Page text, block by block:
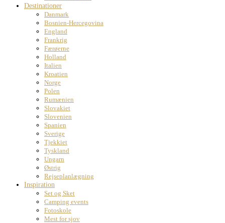
Destinationer
Danmark
Bosnien-Hercegovina
England
Frankrig
Færøerne
Holland
Italien
Kroatien
Norge
Polen
Rumænien
Slovakiet
Slovenien
Spanien
Sverige
Tjekkiet
Tyskland
Ungarn
Østrig
Rejseplanlægning
Inspiration
Set og Sket
Camping events
Fotoskole
Mest for sjov